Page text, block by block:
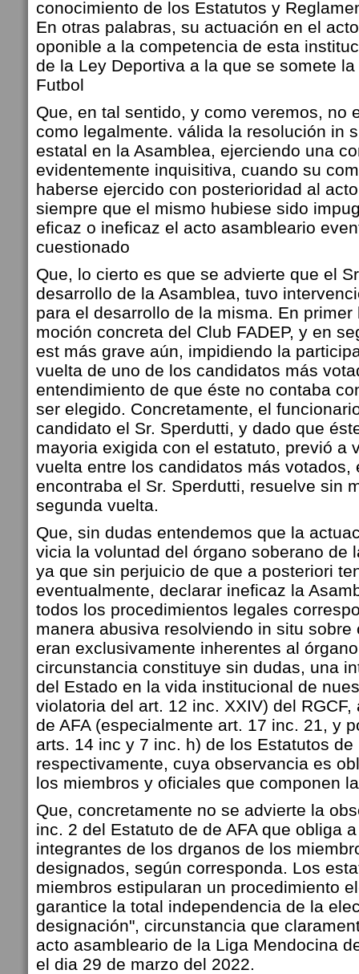
conocimiento de los Estatutos y
En otras palabras, su actuación en el
oponible a la competencia de esta
de la Ley Deportiva a la que se somete
Futbol
Que, en tal sentido, y como veremos, no
como legalmente. válida la resolución in
estatal en la Asamblea, ejerciendo una
evidentemente inquisitiva, cuando su
haberse ejercido con posterioridad al
siempre que el mismo hubiese sido
eficaz o ineficaz el acto asambleario
cuestionado
Que, lo cierto es que se advierte que el
desarrollo de la Asamblea, tuvo
para el desarrollo de la misma. En primer
moción concreta del Club FADEP, y en
est más grave aún, impidiendo la
vuelta de uno de los candidatos más
entendimiento de que éste no contaba
ser elegido. Concretamente, el
candidato el Sr. Sperdutti, y dado que
mayoria exigida con el estatuto, previó a
vuelta entre los candidatos más votados,
encontraba el Sr. Sperdutti, resuelve sin
segunda vuelta.
Que, sin dudas entendemos que la
vicia la voluntad del órgano soberano de
ya que sin perjuicio de que a posteriori
eventualmente, declarar ineficaz la
todos los procedimientos legales
manera abusiva resolviendo in situ sobre
eran exclusivamente inherentes al
circunstancia constituye sin dudas, una
del Estado en la vida institucional de
violatoria del art. 12 inc. XXIV) del
de AFA (especialmente art. 17 inc. 21, y
arts. 14 inc y 7 inc. h) de los Estatutos de
respectivamente, cuya observancia es
los miembros y oficiales que componen
Que, concretamente no se advierte la
inc. 2 del Estatuto de de AFA que obliga
integrantes de los drganos de los
designados, según corresponda. Los
miembros estipularan un procedimiento
garantice la total independencia de la
designación", circunstancia que
acto asambleario de la Liga Mendocina
el dia 29 de marzo del 2022.